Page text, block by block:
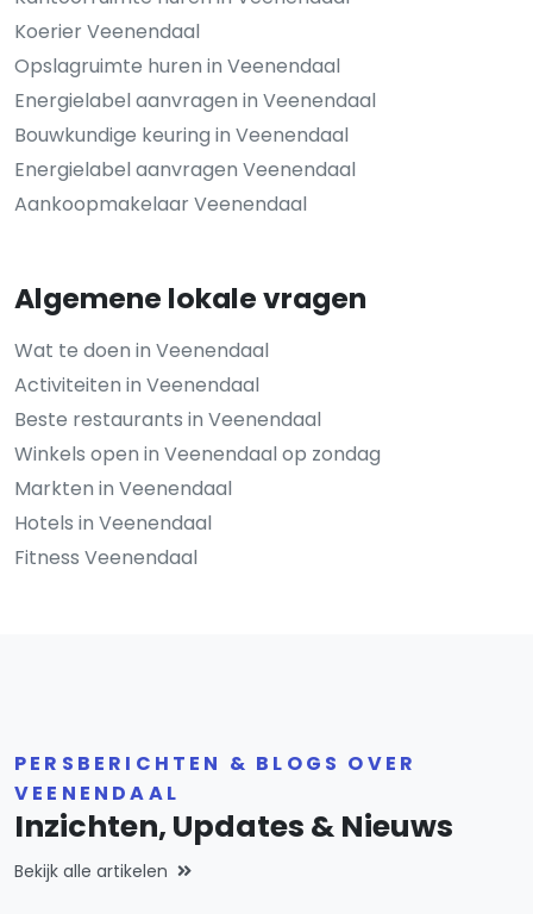
Koerier Veenendaal
Opslagruimte huren in Veenendaal
Energielabel aanvragen in Veenendaal
Bouwkundige keuring in Veenendaal
Energielabel aanvragen Veenendaal
Aankoopmakelaar Veenendaal
Algemene lokale vragen
Wat te doen in Veenendaal
Activiteiten in Veenendaal
Beste restaurants in Veenendaal
Winkels open in Veenendaal op zondag
Markten in Veenendaal
Hotels in Veenendaal
Fitness Veenendaal
PERSBERICHTEN & BLOGS OVER
VEENENDAAL
Inzichten, Updates & Nieuws
Bekijk alle artikelen